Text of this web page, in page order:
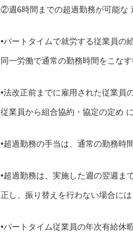
②週6時間までの超過勤務が可能な
•パートタイムで就労する従業員の給
同一労働で通常の勤務時間をこな
•法改正前までに雇用された従業員
従業員から組合協約・協定の定め
•超過勤務の手当は、通常の勤務時
•超過勤務は、実施した週の翌週ま
正し、振り替えを行わない場合に
•パートタイム従業員の年次有給休